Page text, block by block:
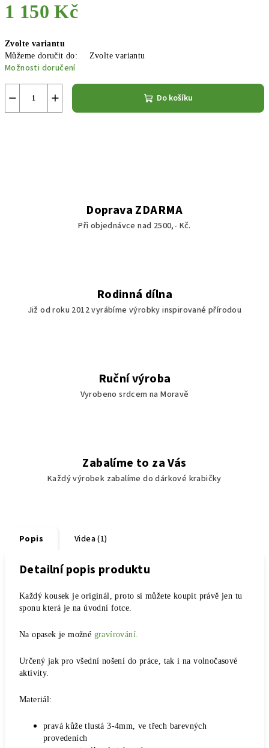
1 150 Kč
cena:
Zvolte variantu
Můžeme doručit do:
Zvolte variantu
Možnosti doručení
+
− Do košíku
Doprava ZDARMA
Při objednávce nad 2500,- Kč.
Rodinná dílna
Již od roku 2012 vyrábíme výrobky inspirované přírodou
Ruční výroba
Vyrobeno srdcem na Moravě
Zabalíme to za Vás
Každý výrobek zabalíme do dárkové krabičky
Popis Videa (1)
Detailní popis produktu
Každý kousek je originál, proto si můžete koupit právě jen tu
sponu která je na úvodní fotce.
Na opasek je možné gravírování.
Určený jak pro všední nošení do práce, tak i na volnočasové
aktivity.
Materiál:
pravá kůže tlustá 3-4mm, ve třech barevných
provedeních